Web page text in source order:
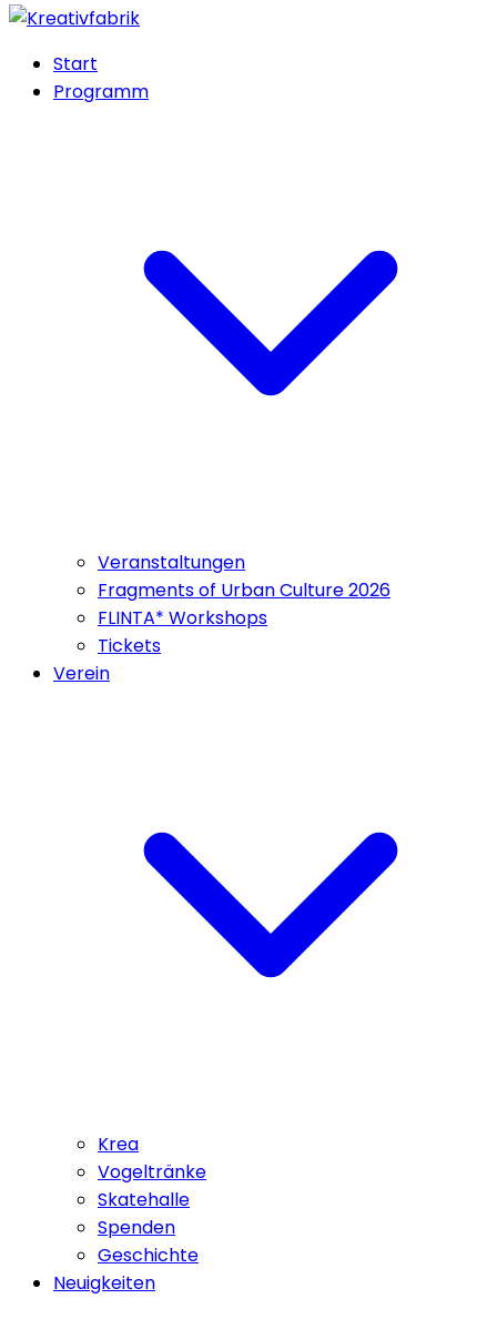
Start
Programm
Veranstaltungen
Fragments of Urban Culture 2026
FLINTA* Workshops
Tickets
Verein
Krea
Vogeltränke
Skatehalle
Spenden
Geschichte
Neuigkeiten